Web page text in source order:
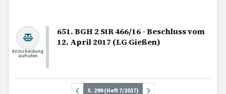
651. BGH 2 StR 466/16 - Beschluss vom
12. April 2017 (LG Gießen)
Entscheidung
aufrufen
S. 299 (Heft 7/2017)